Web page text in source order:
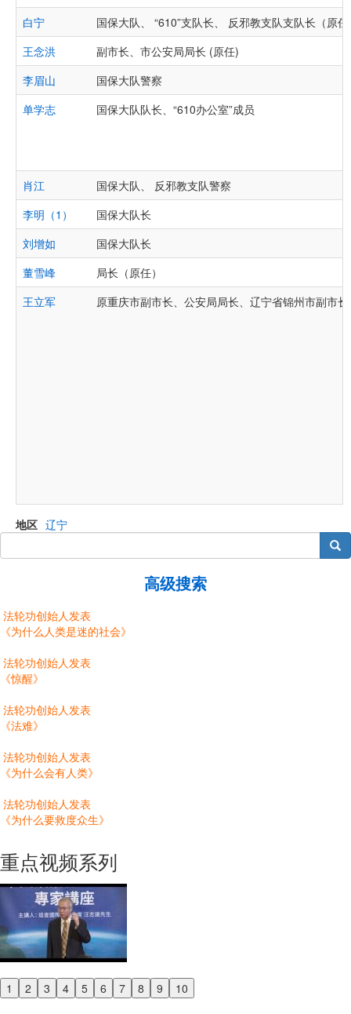
白宁
国保大队、 “610”支队长、 反邪教支队支队长（原
王念洪
副市长、市公安局局长 (原任)
李眉山
国保大队警察
单学志
国保大队队长、“610办公室”成员
肖江
国保大队、 反邪教支队警察
李明（1）
国保大队长
刘增如
国保大队长
董雪峰
局长（原任）
王立军
原重庆市副市长、公安局局长、辽宁省锦州市副市
地区 辽宁
搜索
高级搜索
法轮功创始人发表
《为什么人类是迷的社会》
法轮功创始人发表
《惊醒》
法轮功创始人发表
《法难》
法轮功创始人发表
《为什么会有人类》
法轮功创始人发表
《为什么要救度众生》
重点视频系列
1 2 3 4 5 6 7 8 9 10
Previous